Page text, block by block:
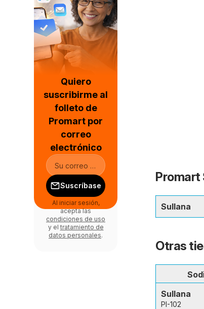
Promart
Sullana
Otras
Sullana
PI-102
Quiero
suscribirme al
folleto de
Promart por
correo
electrónico
Suscríbase
Al iniciar sesión,
acepta las
condiciones de uso
y el tratamiento de
datos personales.